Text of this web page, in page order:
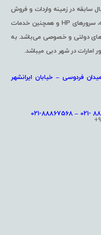
سابقه در زمینه واردات و فروش
تجهیزات شبکه، مانند سوئیچ و روتر شبکه، سرورهای HP و همچنین خدمات
های دولتی و خصوصی می‌باشد. به
امارات در شهر دبی میباشد.
فردوسی – خیابان ایرانشهر